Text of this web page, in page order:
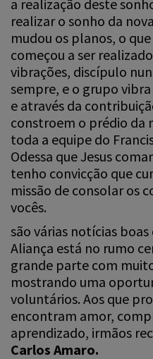
a realização deste
realizar o sonho da
mudou os planos, o
começou a ser
vibrações, discípulo
sempre, e o grupo
e através da
constroem o prédio da
toda a equipe do
Odessa que Jesus
tenho convicção que
missão de consolar os
vocês.
são várias notícias
Aliança está no rumo
grande parte com
mostrando uma
voluntários. Aos que
encontram amor,
aprendizado, irmãos
Carlos Amaro.